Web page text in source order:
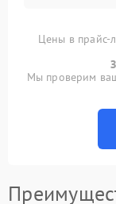
Цены в прайс-
Мы проверим